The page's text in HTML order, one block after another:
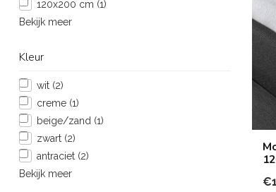
120x200 cm (1)
Bekijk meer
Kleur
wit (2)
creme (1)
beige/zand (1)
zwart (2)
antraciet (2)
Bekijk meer